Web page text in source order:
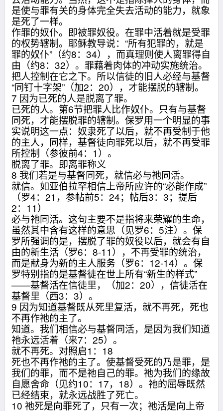
是使与罪有关的身体完全失去活动的能力，就象
是死了一样。
作罪的奴仆。即被罪奴役。在罪中活着就是受罪
的权势辖制。耶稣教导说：“所有犯罪的，就是
罪的奴仆”（约8：34），而真理则使人离罪得自
由（约8：32）。罪藉着肉体的冲动实施统治。
把人控制在它之下。所以信徒的旧人必经与基督
“同钉十字架”（加2：20），才能摆脱的辖制。
7 因为已死的人是脱离了罪。
已死的人。第6节把罪人比作奴仆。只有与基督
同死，才能摆脱罪的辖制。保罗用一个明显的事
实说明这一点：奴隶死了以后，就不再受制于他
的主人，同样，基督徒向罪死以后，就不再受罪
所控制（参彼前4：1）。
脱离了罪。即离罪称义
8 我们若是与基督同死，就信必与祂同活。
就信。如亚伯拉罕相信上帝所应许的“必能作成”
（罗4：21，参帖前5：24；帖后3：3；提后
2：11）
必与祂同活。这句主要不是指将来荣耀的生命，
虽然其中含有这样的意思（见罗6：5注）。保
罗所强调的是，摆脱了罪的奴役以后，就会有自
由的新生活（罗6：8-11），不再受罪的统治，
而是献身为新的主人服务（罗6：12-14）。保
罗特别指的是基督徒在世上所有“新生的样式”
——基督活在信徒里，（加2：20），信徒活在
基督里（西3：3）。
9 因为知道基督既从死里复活，就不再死，死也
不再作祂的主了。
知道。我们相信必与基督同活，是因为我们知道
祂永远活着（来7：25）。
就不再死。对照启1：18
死也不再作祂的主了。使基督受死的乃是罪，是
我们的罪，而不是祂自己的罪。祂为我们的缘故
自愿舍命（见约10：17，18）。祂的屈辱既然
已经结束，就永远战胜了死亡。
10 祂死是向罪死了，只有一次；祂活是向上帝